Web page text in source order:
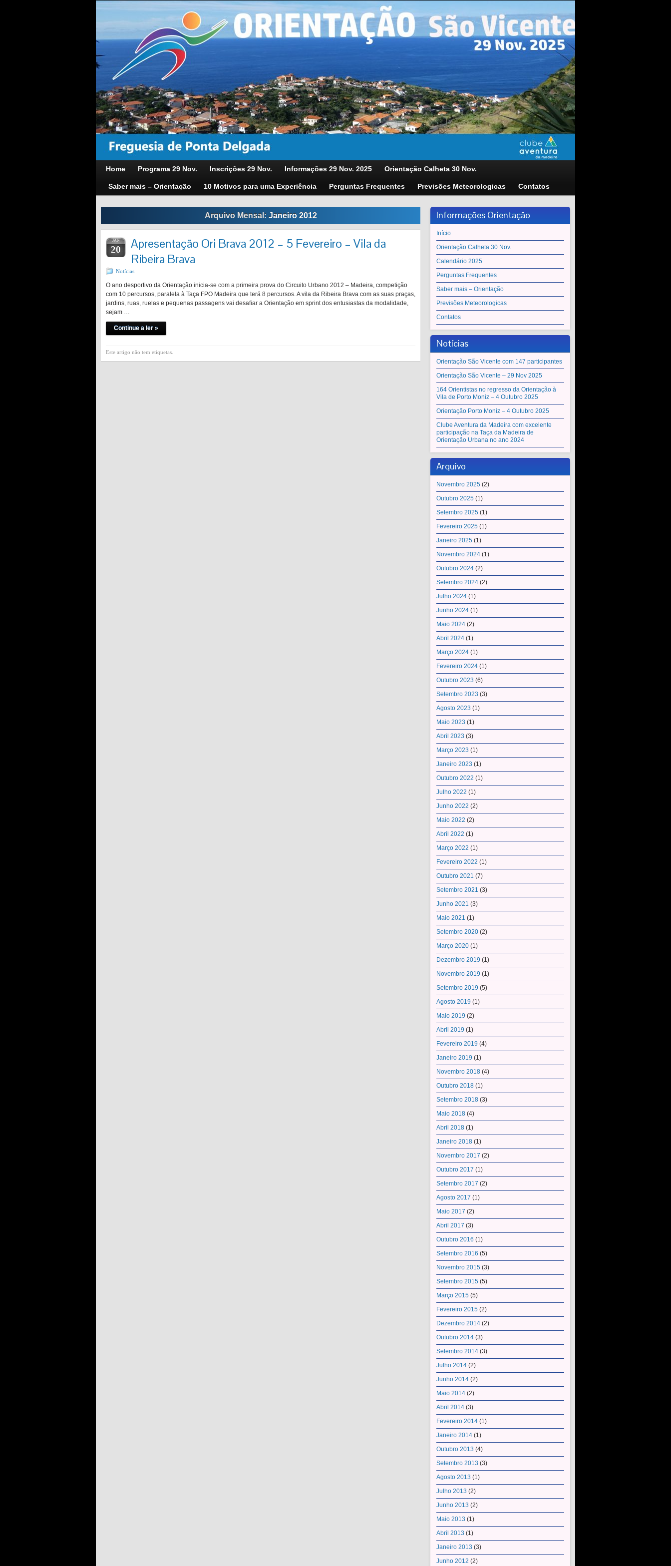
Home Programa 29 Nov. Inscrições 29 Nov. Informações 29 Nov. 2025 Orientação Calheta 30 Nov.
Saber mais – Orientação 10 Motivos para uma Experiência Perguntas Frequentes Previsões Meteorologicas Contatos
Arquivo Mensal: Janeiro 2012
JAN
20
Apresentação Ori Brava 2012 – 5 Fevereiro – Vila da
Ribeira Brava
Notícias
O ano desportivo da Orientação inicia-se com a primeira prova do Circuito Urbano 2012 – Madeira, competição
com 10 percursos, paralela à Taça FPO Madeira que terá 8 percursos. A vila da Ribeira Brava com as suas praças,
jardins, ruas, ruelas e pequenas passagens vai desafiar a Orientação em sprint dos entusiastas da modalidade,
sejam …
Continue a ler »
Este artigo não tem etiquetas.
Informações Orientação
Início
Orientação Calheta 30 Nov.
Calendário 2025
Perguntas Frequentes
Saber mais – Orientação
Previsões Meteorologicas
Contatos
Notícias
Orientação São Vicente com 147 participantes
Orientação São Vicente – 29 Nov 2025
164 Orientistas no regresso da Orientação à
Vila de Porto Moniz – 4 Outubro 2025
Orientação Porto Moniz – 4 Outubro 2025
Clube Aventura da Madeira com excelente
participação na Taça da Madeira de
Orientação Urbana no ano 2024
Arquivo
Novembro 2025 (2)
Outubro 2025 (1)
Setembro 2025 (1)
Fevereiro 2025 (1)
Janeiro 2025 (1)
Novembro 2024 (1)
Outubro 2024 (2)
Setembro 2024 (2)
Julho 2024 (1)
Junho 2024 (1)
Maio 2024 (2)
Abril 2024 (1)
Março 2024 (1)
Fevereiro 2024 (1)
Outubro 2023 (6)
Setembro 2023 (3)
Agosto 2023 (1)
Maio 2023 (1)
Abril 2023 (3)
Março 2023 (1)
Janeiro 2023 (1)
Outubro 2022 (1)
Julho 2022 (1)
Junho 2022 (2)
Maio 2022 (2)
Abril 2022 (1)
Março 2022 (1)
Fevereiro 2022 (1)
Outubro 2021 (7)
Setembro 2021 (3)
Junho 2021 (3)
Maio 2021 (1)
Setembro 2020 (2)
Março 2020 (1)
Dezembro 2019 (1)
Novembro 2019 (1)
Setembro 2019 (5)
Agosto 2019 (1)
Maio 2019 (2)
Abril 2019 (1)
Fevereiro 2019 (4)
Janeiro 2019 (1)
Novembro 2018 (4)
Outubro 2018 (1)
Setembro 2018 (3)
Maio 2018 (4)
Abril 2018 (1)
Janeiro 2018 (1)
Novembro 2017 (2)
Outubro 2017 (1)
Setembro 2017 (2)
Agosto 2017 (1)
Maio 2017 (2)
Abril 2017 (3)
Outubro 2016 (1)
Setembro 2016 (5)
Novembro 2015 (3)
Setembro 2015 (5)
Março 2015 (5)
Fevereiro 2015 (2)
Dezembro 2014 (2)
Outubro 2014 (3)
Setembro 2014 (3)
Julho 2014 (2)
Junho 2014 (2)
Maio 2014 (2)
Abril 2014 (3)
Fevereiro 2014 (1)
Janeiro 2014 (1)
Outubro 2013 (4)
Setembro 2013 (3)
Agosto 2013 (1)
Julho 2013 (2)
Junho 2013 (2)
Maio 2013 (1)
Abril 2013 (1)
Janeiro 2013 (3)
Junho 2012 (2)